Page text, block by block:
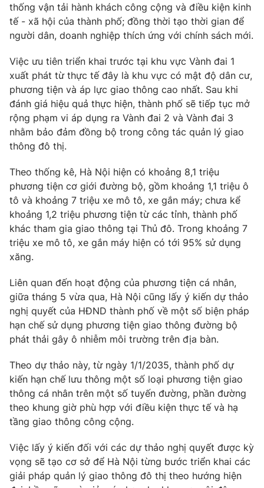
THỜI BÁO VTV
Theo dõi báo trên
Cơ quan chủ quản:Đài Truyền hình Việt Nam
Cơ quan báo chí:Thời báo VTV
Giấy phép hoạt động báo in và báo điện tử số 483/GP-BTTTT
cấp ngày 29/12/2023
Tổng Biên tập:Vũ Thanh Thủy
Phó Tổng Biên tập:Nguyễn Thị Mỹ Hạnh, Phạm Quốc Thắng,
Nguyễn Trọng Ninh
Tổng đài VTV:024.38 355 931 - 024.38 355 932
Ðiện thoại Thời báo VTV:024.66 897 897
Email:toasoan@vtv.vn
Liên hệ quảng cáo:
® Cấm sao chép dưới mọi hình thức nếu không có sự chấp
thuận bằng văn bản. Ghi rõ nguồn VTV.vn khi phát hành lại
thông tin từ website này.
thống vận tải hành khách công cộng và điều kiện kinh
tế - xã hội của thành phố; đồng thời tạo thời gian để
người dân, doanh nghiệp thích ứng với chính sách mới.
Việc ưu tiên triển khai trước tại khu vực Vành đai 1
xuất phát từ thực tế đây là khu vực có mật độ dân cư,
phương tiện và áp lực giao thông cao nhất. Sau khi
đánh giá hiệu quả thực hiện, thành phố sẽ tiếp tục mở
rộng phạm vi áp dụng ra Vành đai 2 và Vành đai 3
nhằm bảo đảm đồng bộ trong công tác quản lý giao
thông đô thị.
Theo thống kê, Hà Nội hiện có khoảng 8,1 triệu
phương tiện cơ giới đường bộ, gồm khoảng 1,1 triệu ô
tô và khoảng 7 triệu xe mô tô, xe gắn máy; chưa kể
khoảng 1,2 triệu phương tiện từ các tỉnh, thành phố
khác tham gia giao thông tại Thủ đô. Trong khoảng 7
triệu xe mô tô, xe gắn máy hiện có tới 95% sử dụng
xăng.
Liên quan đến hoạt động của phương tiện cá nhân,
giữa tháng 5 vừa qua, Hà Nội cũng lấy ý kiến dự thảo
nghị quyết của HĐND thành phố về một số biện pháp
hạn chế sử dụng phương tiện giao thông đường bộ
phát thải gây ô nhiễm môi trường trên địa bàn.
Theo dự thảo này, từ ngày 1/1/2035, thành phố dự
kiến hạn chế lưu thông một số loại phương tiện giao
thông cá nhân trên một số tuyến đường, phần đường
theo khung giờ phù hợp với điều kiện thực tế và hạ
tầng giao thông công cộng.
Việc lấy ý kiến đối với các dự thảo nghị quyết được kỳ
vọng sẽ tạo cơ sở để Hà Nội từng bước triển khai các
giải pháp quản lý giao thông đô thị theo hướng hiện